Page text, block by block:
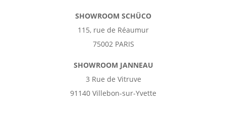
SHOWROOM SCHÜCO
115, rue de Réaumur
75002 PARIS
SHOWROOM JANNEAU
3 Rue de Vitruve
91140 Villebon-sur-Yvette